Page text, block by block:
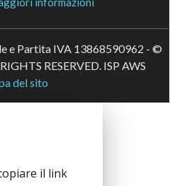
e Partita IVA 13868590962 - ©
RESERVED. ISP AWS
del sito
il link